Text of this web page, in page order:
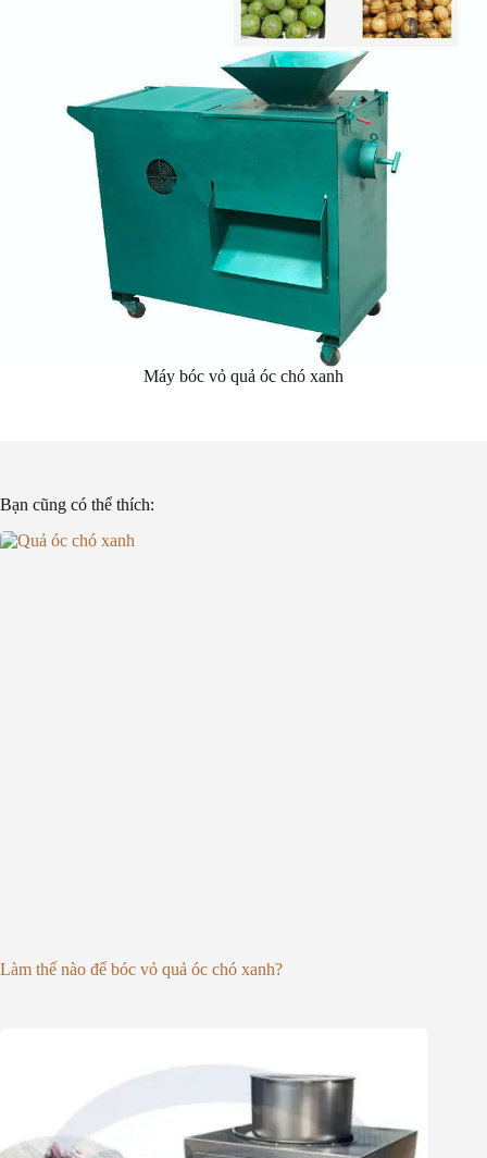
Máy bóc vỏ quả óc chó xanh
Bạn cũng có thể thích:
Làm thế nào để bóc vỏ quả óc chó xanh?